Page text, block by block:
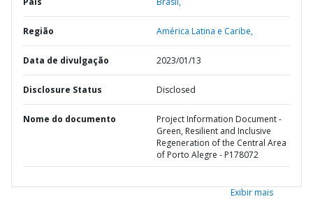
Região América Latina e Caribe,
Data de divulgação 2023/01/13
Disclosure Status Disclosed
Nome do documento
Project Information Document -
Green, Resilient and Inclusive
Regeneration of the Central Area
of Porto Alegre - P178072
Exibir mais